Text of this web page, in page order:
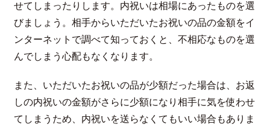
せてしまったりします。内祝いは相場にあったものを選
びましょう。相手からいただいたお祝いの品の金額をイ
ンターネットで調べて知っておくと、不相応なものを選
んでしまう心配もなくなります。
また、いただいたお祝いの品が少額だった場合は、お返
しの内祝いの金額がさらに少額になり相手に気を使わせ
てしまうため、内祝いを送らなくてもいい場合もありま